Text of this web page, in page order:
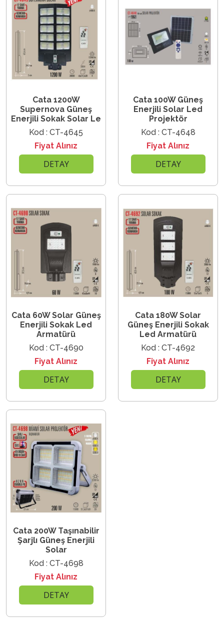
Cata 1200W
Supernova Güneş
Enerjili Sokak Solar Le
Kod : CT-4645
Fiyat Alınız
DETAY
Cata 100W Güneş
Enerjili Solar Led
Projektör
Kod : CT-4648
Fiyat Alınız
DETAY
Cata 60W Solar Güneş
Enerjili Sokak Led
Armatürü
Kod : CT-4690
Fiyat Alınız
DETAY
Cata 180W Solar
Güneş Enerjili Sokak
Led Armatürü
Kod : CT-4692
Fiyat Alınız
DETAY
Cata 200W Taşınabilir
Şarjlı Güneş Enerjili
Solar
Kod : CT-4698
Fiyat Alınız
DETAY